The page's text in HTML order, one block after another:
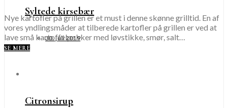
Syltede kirsebær
30. juli 2019
Citronsirup
Nye kartofler på grillen er et must i denne skønne grilltid. En af
vores yndlingsmåder at tilberede kartofler på grillen er ved at
lave små kartoffelpakker med løvstikke, smør, salt…
SE MERE